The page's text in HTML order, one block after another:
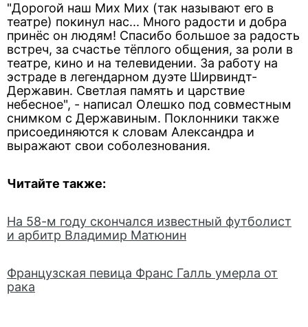
"Дорогой наш Мих Мих (так называют его в
театре) покинул нас... Много радости и добра
принёс он людям! Спасибо большое за радость
встреч, за счастье тёплого общения, за роли в
театре, кино и на телевидении. За работу на
эстраде в легендарном дуэте Ширвиндт-
Державин. Светлая память и царствие
небесное", - написал Олешко под совместным
снимком с Державиным. Поклонники также
присоединяются к словам Александра и
выражают свои соболезнования.
Читайте также:
На 58-м году скончался известный футболист
и арбитр Владимир Матюнин
Французская певица Франс Галль умерла от
рака